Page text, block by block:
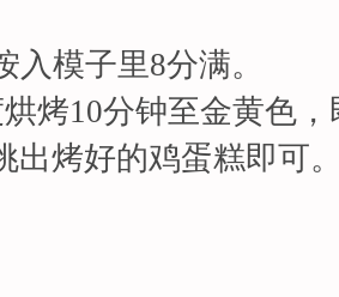
模子里8分满。
烤10分钟至金黄色
出烤好的鸡蛋糕即可